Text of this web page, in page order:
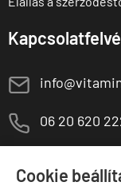
Cookie
E
M 06 20 620
Szugló u.